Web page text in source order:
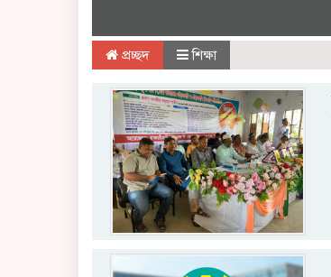
প্রচ্ছদ শিক্ষা